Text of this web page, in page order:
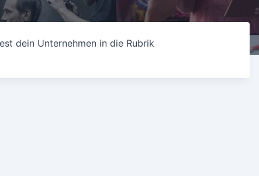
dein Unternehmen in die Rubrik